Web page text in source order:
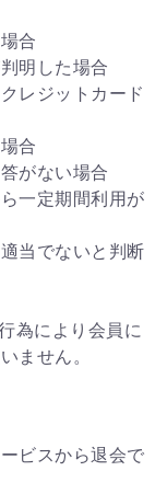
合
明した場合
レジットカード
合
がない場合
一定期間利用が
当でないと判断
為により会員に
ません。
ビスから退会で